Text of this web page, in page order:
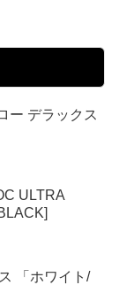
ー デラックス
ULTRA
「ホワイト/